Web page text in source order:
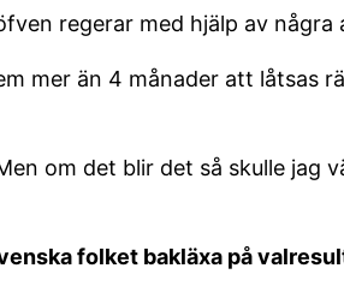
regerar med hjälp av några
mer än 4 månader att låtsas
om det blir det så skulle jag
folket bakläxa på